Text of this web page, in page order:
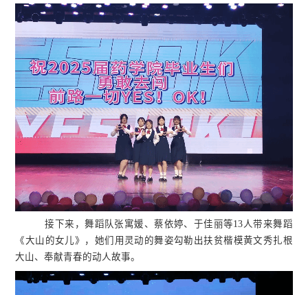
接下来，舞蹈队张寓媛、蔡依婷、于佳丽等13人带来舞蹈
《大山的女儿》，她们用灵动的舞姿勾勒出扶贫楷模黄文秀扎根
大山、奉献青春的动人故事。